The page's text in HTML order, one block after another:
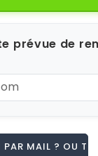
prévue de
MAIL ? OU